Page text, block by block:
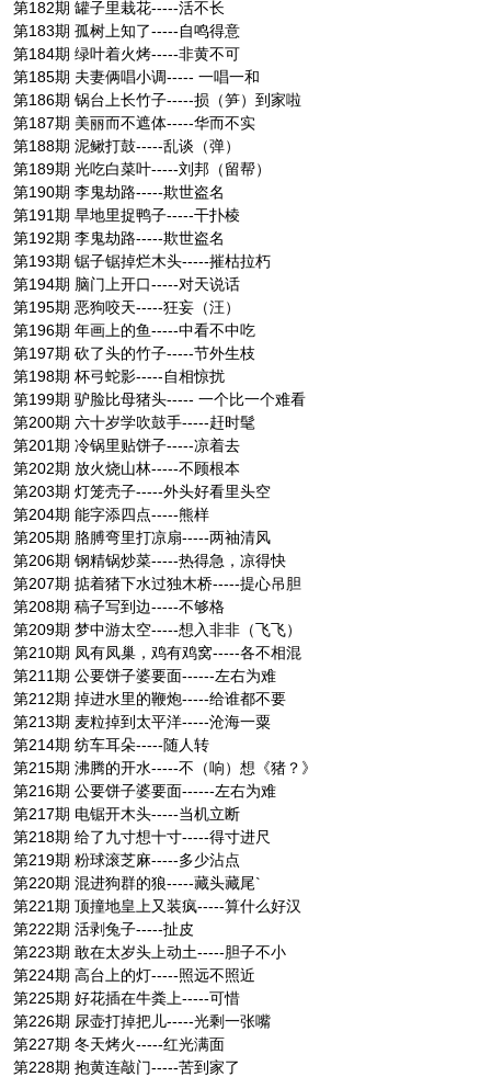
第182期 罐子里栽花-----活不长
第183期 孤树上知了-----自鸣得意
第184期 绿叶着火烤-----非黄不可
第185期 夫妻俩唱小调----- 一唱一和
第186期 锅台上长竹子-----损（笋）到家啦
第187期 美丽而不遮体-----华而不实
第188期 泥鳅打鼓-----乱谈（弹）
第189期 光吃白菜叶-----刘邦（留帮）
第190期 李鬼劫路-----欺世盗名
第191期 旱地里捉鸭子-----干扑棱
第192期 李鬼劫路-----欺世盗名
第193期 锯子锯掉烂木头-----摧枯拉朽
第194期 脑门上开口-----对天说话
第195期 恶狗咬天-----狂妄（汪）
第196期 年画上的鱼-----中看不中吃
第197期 砍了头的竹子-----节外生枝
第198期 杯弓蛇影-----自相惊扰
第199期 驴脸比母猪头----- 一个比一个难看
第200期 六十岁学吹鼓手-----赶时髦
第201期 冷锅里贴饼子-----凉着去
第202期 放火烧山林-----不顾根本
第203期 灯笼壳子-----外头好看里头空
第204期 能字添四点-----熊样
第205期 胳膊弯里打凉扇-----两袖清风
第206期 钢精锅炒菜-----热得急，凉得快
第207期 掂着猪下水过独木桥-----提心吊胆
第208期 稿子写到边-----不够格
第209期 梦中游太空-----想入非非（飞飞）
第210期 凤有凤巢，鸡有鸡窝-----各不相混
第211期 公要饼子婆要面------左右为难
第212期 掉进水里的鞭炮-----给谁都不要
第213期 麦粒掉到太平洋-----沧海一粟
第214期 纺车耳朵-----随人转
第215期 沸腾的开水-----不（响）想《猪？》
第216期 公要饼子婆要面------左右为难
第217期 电锯开木头-----当机立断
第218期 给了九寸想十寸-----得寸进尺
第219期 粉球滚芝麻-----多少沾点
第220期 混进狗群的狼-----藏头藏尾`
第221期 顶撞地皇上又装疯-----算什么好汉
第222期 活剥兔子-----扯皮
第223期 敢在太岁头上动土-----胆子不小
第224期 高台上的灯-----照远不照近
第225期 好花插在牛粪上-----可惜
第226期 尿壶打掉把儿-----光剩一张嘴
第227期 冬天烤火-----红光满面
第228期 抱黄连敲门-----苦到家了